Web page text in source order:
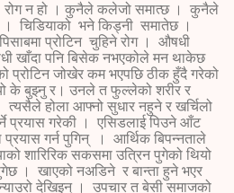
रोग न हो । कुनैले कलेजो समात्छ । कुनैले
चिडियाको भने किड्नी समातेछ ।
प्रोटिन चुहिने रोग । औषधी
खाँदा पनि बिसेक नभएकोले मन थाकेछ
प्रोटिन जोखेर कम भएपछि ठीक हुँदै गरेको
के बुझ्नु र। उनले त फुल्लेको शरीर र
होला आफ्नो सुधार नहुने र खर्चिलो
प्रयास गरेकी । एसिडलाई पिउने आँट
गर्न पुगिन् । आर्थिक बिपन्नताले
शारिरिक सकसमा उत्रिन पुगेको थियो
। खाएको नअडिने र बान्ता हुने भएर
देखिइन् । उपचार त बेसी समाजको